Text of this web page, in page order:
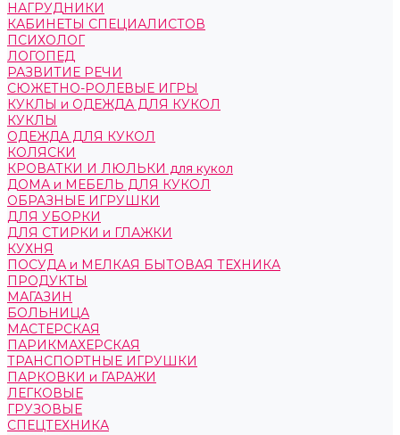
НАГРУДНИКИ
КАБИНЕТЫ СПЕЦИАЛИСТОВ
ПСИХОЛОГ
ЛОГОПЕД
РАЗВИТИЕ РЕЧИ
СЮЖЕТНО-РОЛЕВЫЕ ИГРЫ
КУКЛЫ и ОДЕЖДА ДЛЯ КУКОЛ
КУКЛЫ
ОДЕЖДА ДЛЯ КУКОЛ
КОЛЯСКИ
КРОВАТКИ И ЛЮЛЬКИ для кукол
ДОМА и МЕБЕЛЬ ДЛЯ КУКОЛ
ОБРАЗНЫЕ ИГРУШКИ
ДЛЯ УБОРКИ
ДЛЯ СТИРКИ и ГЛАЖКИ
КУХНЯ
ПОСУДА и МЕЛКАЯ БЫТОВАЯ ТЕХНИКА
ПРОДУКТЫ
МАГАЗИН
БОЛЬНИЦА
МАСТЕРСКАЯ
ПАРИКМАХЕРСКАЯ
ТРАНСПОРТНЫЕ ИГРУШКИ
ПАРКОВКИ и ГАРАЖИ
ЛЕГКОВЫЕ
ГРУЗОВЫЕ
СПЕЦТЕХНИКА